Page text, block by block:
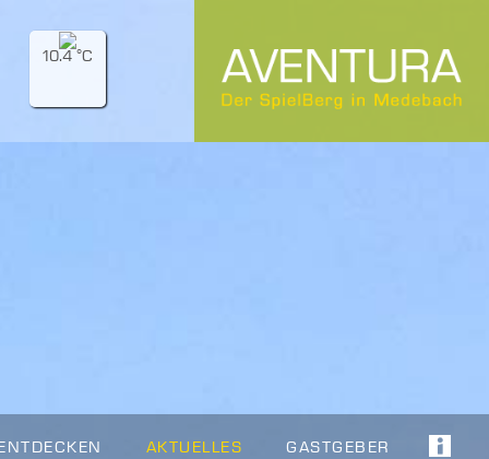
10.4 °C
AKTUELLES GASTGEBER